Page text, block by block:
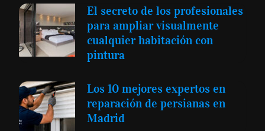
El secreto de los profesionales
para ampliar visualmente
cualquier habitación con
pintura
Los 10 mejores expertos en
reparación de persianas en
Madrid